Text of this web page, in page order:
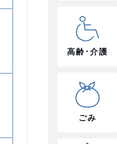
高齢･介護
ごみ